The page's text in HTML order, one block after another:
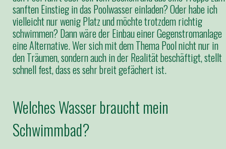
sanften Einstieg in das Poolwasser einladen? Oder habe ich
vielleicht nur wenig Platz und möchte trotzdem richtig
schwimmen? Dann wäre der Einbau einer Gegenstromanlage
eine Alternative. Wer sich mit dem Thema Pool nicht nur in
den Träumen, sondern auch in der Realität beschäftigt, stellt
schnell fest, dass es sehr breit gefächert ist.
Welches Wasser braucht mein
Schwimmbad?